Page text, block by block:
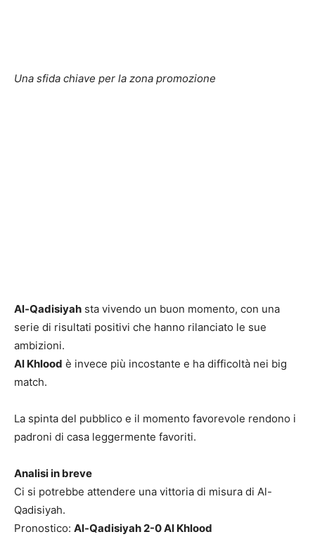
Una sfida chiave per la zona promozione
Al-Qadisiyah sta vivendo un buon momento, con una
serie di risultati positivi che hanno rilanciato le sue
ambizioni.
Al Khlood è invece più incostante e ha difficoltà nei big
match.
La spinta del pubblico e il momento favorevole rendono i
padroni di casa leggermente favoriti.
Analisi in breve
Ci si potrebbe attendere una vittoria di misura di Al-
Qadisiyah.
Pronostico: Al-Qadisiyah 2-0 Al Khlood